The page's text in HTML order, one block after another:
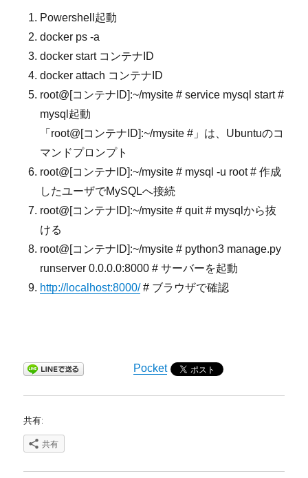
Powershell起動
docker ps -a
docker start コンテナID
docker attach コンテナID
root@[コンテナID]:~/mysite # service mysql start #
mysql起動
「root@[コンテナID]:~/mysite #」は、Ubuntuのコ
マンドプロンプト
root@[コンテナID]:~/mysite # mysql -u root # 作成
したユーザでMySQLへ接続
root@[コンテナID]:~/mysite # quit # mysqlから抜
ける
root@[コンテナID]:~/mysite # python3 manage.py
runserver 0.0.0.0:8000 # サーバーを起動
http://localhost:8000/# ブラウザで確認
Pocket
共有:
共有